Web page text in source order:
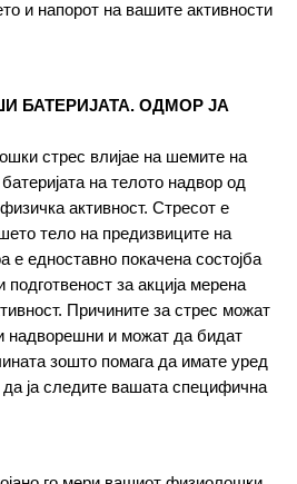
и напорот на вашите активности
БАТЕРИЈАТА. ОДМОР ЈА
стрес влијае на шемите на
на телото надвор од
активност. Стресот е
тело на предизвиците на
е едноставно покачена состојба
за акција мерена
Причините за стрес можат
надворешни и можат да бидат
зошто помага да имате уред
ја следите вашата специфична